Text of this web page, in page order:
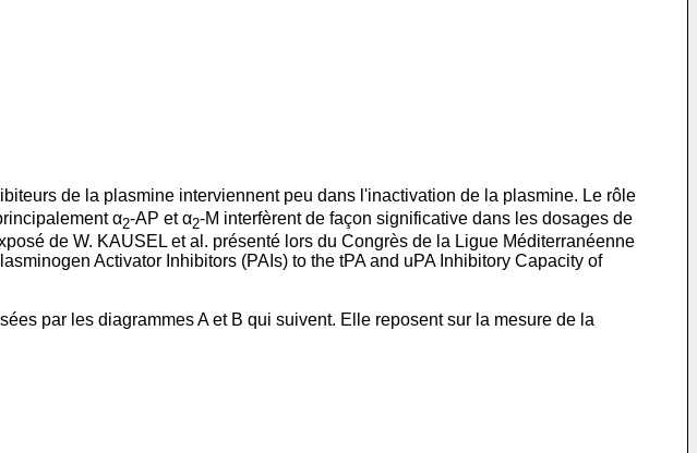
de la plasmine interviennent peu dans l'inactivation de la plasmine. Le rôle
α2-AP et α2-M interfèrent de façon significative dans les dosages de
de W. KAUSEL et al. présenté lors du Congrès de la Ligue Méditerranéenne
Activator Inhibitors (PAIs) to the tPA and uPA Inhibitory Capacity of
par les diagrammes A et B qui suivent. Elle reposent sur la mesure de la